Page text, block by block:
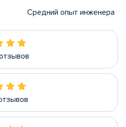
Средний опыт инженера